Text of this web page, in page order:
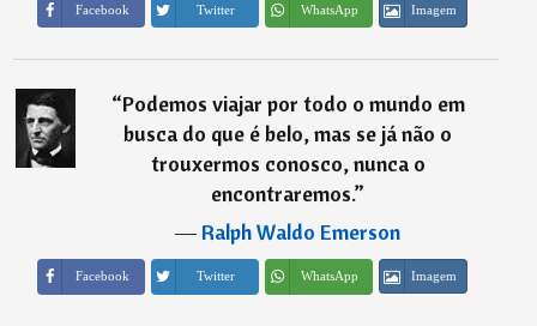
Facebook Twitter WhatsApp Imagem
“Podemos viajar por todo o mundo em
busca do que é belo, mas se já não o
trouxermos conosco, nunca o
encontraremos.”
―Ralph Waldo Emerson
Facebook Twitter WhatsApp Imagem